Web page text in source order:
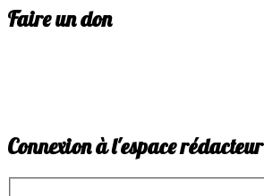
Faire un don
Connexion à l'espace rédacteur